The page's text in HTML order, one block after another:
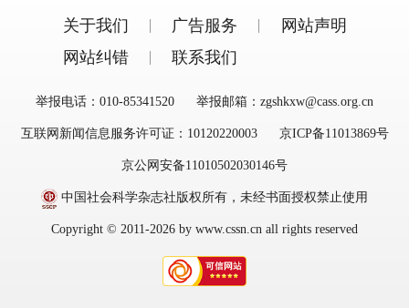
关于我们 广告服务
网站声明
网站纠错
联系我们
举报电话：010-85341520 举报邮箱：zgshkxw@cass.org.cn
互联网新闻信息服务许可证：10120220003 京ICP备11013869号
京公网安备11010502030146号
中国社会科学杂志社版权所有，未经书面授权禁止使用
Copyright © 2011-2026 by www.cssn.cn all rights reserved